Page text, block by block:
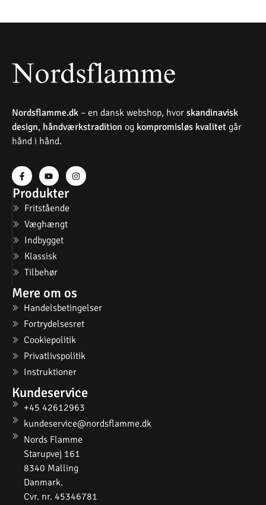
Nordsflamme.dk – en dansk webshop, hvor skandinavisk
design, håndværkstradition og kompromisløs kvalitet går
hånd i hånd.
Produkter
Fritstående
Væghængt
Indbygget
Klassisk
Tilbehør
Mere om os
Handelsbetingelser
Fortrydelsesret
Cookiepolitik
Privatlivspolitik
Instruktioner
Kundeservice
+45 42612963
kundeservice@nordsflamme.dk
Nords Flamme
Starupvej 161
8340 Malling
Danmark.
Cvr. nr. 45346781